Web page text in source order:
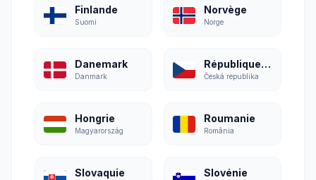
Finlande
Suomi
Norvège
Norge
Danemark
Danmark
République tchèque
Česká republika
Hongrie
Magyarország
Roumanie
România
Slovaquie Slovénie